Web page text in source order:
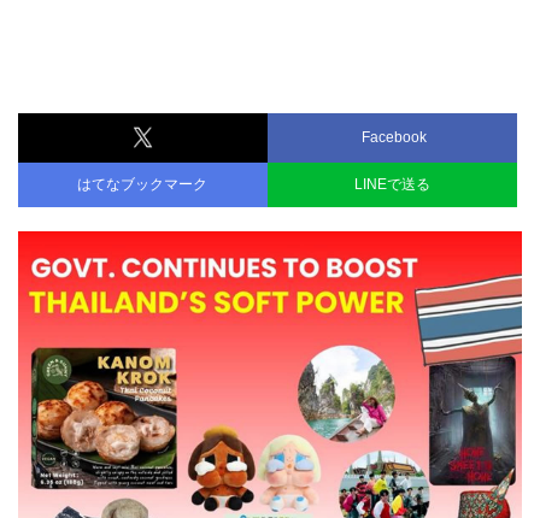
Facebook
はてなブックマーク LINEで送る